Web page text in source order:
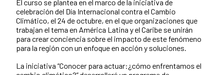
El curso se plantea en el marco de la iniciativa de
celebración del Día Internacional contra el Cambio
Climático, el 24 de octubre, en el que organizaciones que
trabajan el tema en América Latina y el Caribe se unirán
para crear conciencia sobre el impacto de este fenómeno
para la región con un enfoque en acción y soluciones.
La iniciativa “Conocer para actuar:¿cómo enfrentamos el